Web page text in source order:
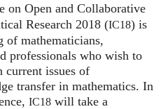
on Open and Collaborative
Research 2018 (IC18) is
of mathematicians,
professionals who wish to
current issues of
transfer in mathematics. In
IC18 will take a